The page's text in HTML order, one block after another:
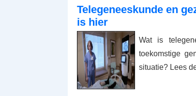
Telegeneeskunde en
is hier
Wat is
toekomstige
situatie? Lees